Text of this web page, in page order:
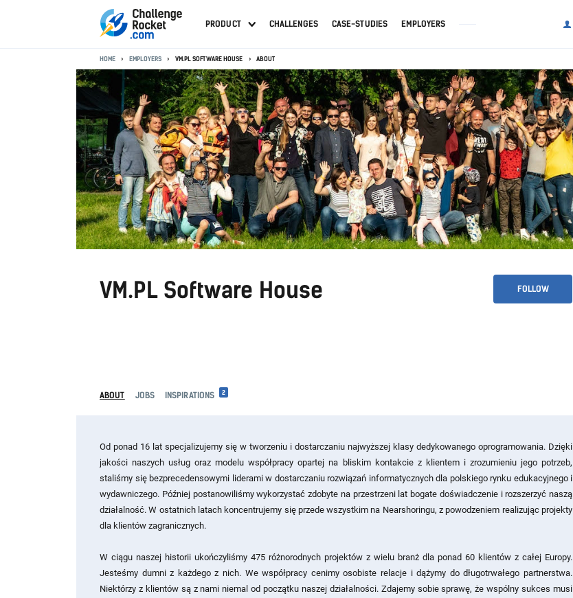
PRODUCT CHALLENGES CASE-STUDIES EMPLOYERS
HOME EMPLOYERS VM.PL SOFTWARE HOUSE ABOUT
VM.PL Software House FOLLOW
ABOUT JOBS INSPIRATIONS 2
Od ponad 16 lat specjalizujemy się w tworzeniu i dostarczaniu najwyższej klasy dedykowanego oprogramowania. Dzięki
jakości naszych usług oraz modelu współpracy opartej na bliskim kontakcie z klientem i zrozumieniu jego potrzeb,
staliśmy się bezprecedensowymi liderami w dostarczaniu rozwiązań informatycznych dla polskiego rynku edukacyjnego i
wydawniczego. Później postanowiliśmy wykorzystać zdobyte na przestrzeni lat bogate doświadczenie i rozszerzyć naszą
działalność. W ostatnich latach koncentrujemy się przede wszystkim na Nearshoringu, z powodzeniem realizując projekty
dla klientów zagranicznych.
W ciągu naszej historii ukończyliśmy 475 różnorodnych projektów z wielu branż dla ponad 60 klientów z całej Europy.
Jesteśmy dumni z każdego z nich. We współpracy cenimy osobiste relacje i dążymy do długotrwałego partnerstwa.
Niektórzy z klientów są z nami niemal od początku naszej działalności. Zdajemy sobie sprawę, że wspólny sukces musi